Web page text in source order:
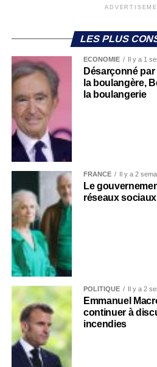
LES PLUS
ECONOMIE Il y a 1
Désarçonné
la boulangère,
la boulangerie
FRANCE Il y a 2
Le
réseaux
POLITIQUE Il y a 2
Emmanuel
continuer à
incendies